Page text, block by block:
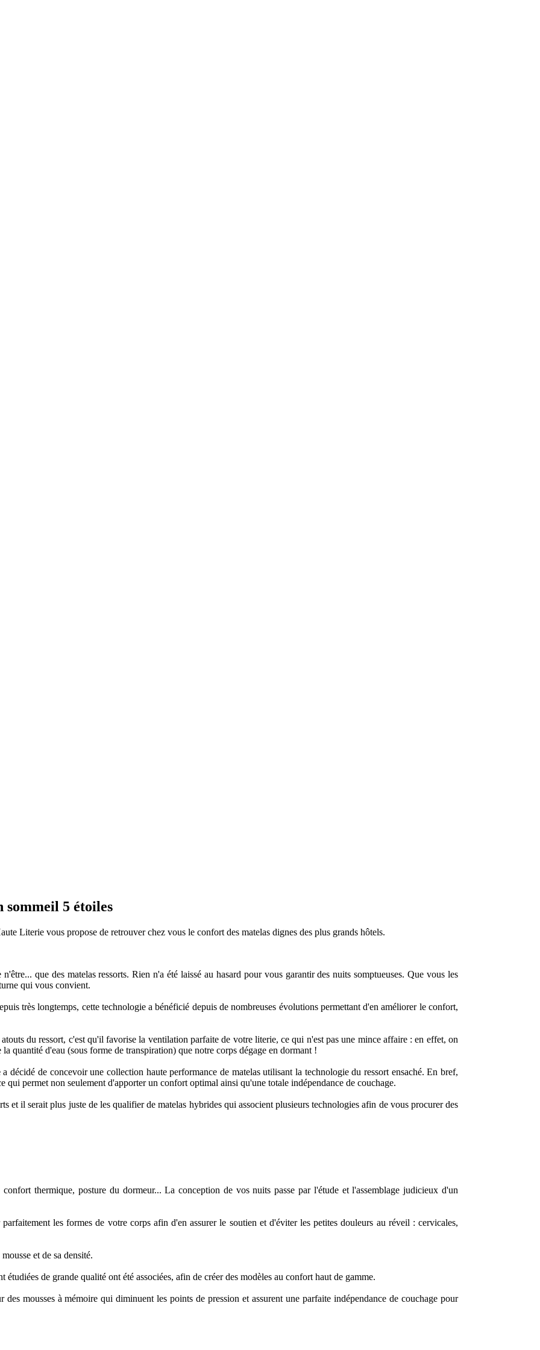
5 étoiles
Literie vous propose de retrouver chez vous le confort des matelas dignes des plus grands hôtels.
que des matelas ressorts. Rien n'a été laissé au hasard pour vous garantir des nuits somptueuses. Que vous les
qui vous convient.
très longtemps, cette technologie a bénéficié depuis de nombreuses évolutions permettant d'en améliorer le confort,
du ressort, c'est qu'il favorise la ventilation parfaite de votre literie, ce qui n'est pas une mince affaire : en effet, on
quantité d'eau (sous forme de transpiration) que notre corps dégage en dormant !
a décidé de concevoir une collection haute performance de matelas utilisant la technologie du ressort ensaché. En bref,
qui permet non seulement d'apporter un confort optimal ainsi qu'une totale indépendance de couchage.
et il serait plus juste de les qualifier de matelas hybrides qui associent plusieurs technologies afin de vous procurer des
thermique, posture du dormeur... La conception de vos nuits passe par l'étude et l'assemblage judicieux d'un
les formes de votre corps afin d'en assurer le soutien et d'éviter les petites douleurs au réveil : cervicales,
et de sa densité.
de grande qualité ont été associées, afin de créer des modèles au confort haut de gamme.
mousses à mémoire qui diminuent les points de pression et assurent une parfaite indépendance de couchage pour